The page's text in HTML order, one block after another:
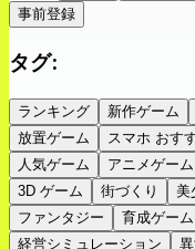
事前登録
タグ:
ランキング 新作ゲーム
放置ゲーム
スマホ おす
人気ゲーム
アニメゲーム
3D ゲーム
街づくり 美
ファンタジー
育成ゲーム
経営シミュレーション